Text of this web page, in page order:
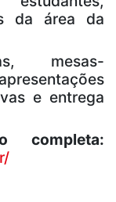
da área da
mesas-
e entrega
completa: